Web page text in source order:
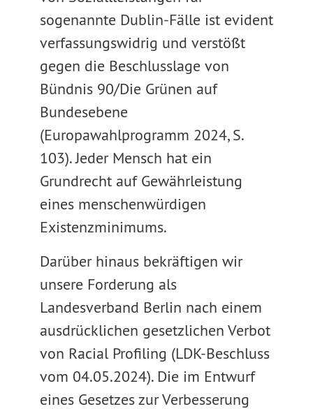
sogenannte Dublin-Fälle ist evident
verfassungswidrig und verstößt
gegen die Beschlusslage von
Bündnis 90/Die Grünen auf
Bundesebene
(Europawahlprogramm 2024, S.
103). Jeder Mensch hat ein
Grundrecht auf Gewährleistung
eines menschenwürdigen
Existenzminimums.
Darüber hinaus bekräftigen wir
unsere Forderung als
Landesverband Berlin nach einem
ausdrücklichen gesetzlichen Verbot
von Racial Profiling (LDK-Beschluss
vom 04.05.2024). Die im Entwurf
eines Gesetzes zur Verbesserung